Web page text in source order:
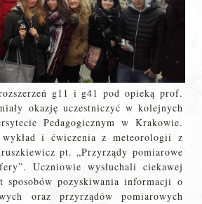
g11 i g41 pod opieką prof.
okazję uczestniczyć w kolejnych
Pedagogicznym w Krakowie.
i ćwiczenia z meteorologii z
pt. „Przyrządy pomiarowe
Uczniowie wysłuchali ciekawej
sposobów pozyskiwania informacji o
oraz przyrządów pomiarowych